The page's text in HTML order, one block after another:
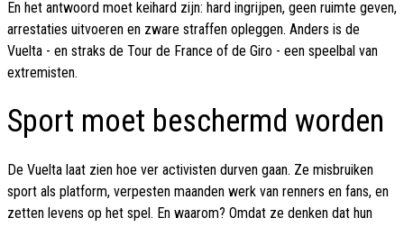
En het antwoord moet keihard zijn: hard ingrijpen, geen ruimte geven,
arrestaties uitvoeren en zware straffen opleggen. Anders is de
Vuelta - en straks de Tour de France of de Giro - een speelbal van
extremisten.
Sport moet beschermd worden
De Vuelta laat zien hoe ver activisten durven gaan. Ze misbruiken
sport als platform, verpesten maanden werk van renners en fans, en
zetten levens op het spel. En waarom? Omdat ze denken dat hun